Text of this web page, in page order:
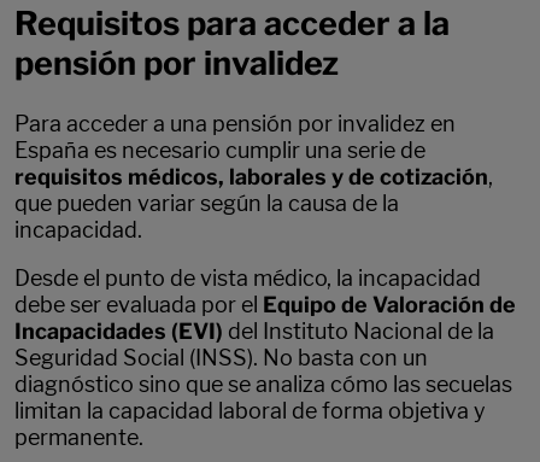
Requisitos para acceder a la
pensión por invalidez
Para acceder a una pensión por invalidez en
España es necesario cumplir una serie de
requisitos médicos, laborales y de cotización,
que pueden variar según la causa de la
incapacidad.
Desde el punto de vista médico, la incapacidad
debe ser evaluada por el Equipo de Valoración de
Incapacidades (EVI) del Instituto Nacional de la
Seguridad Social (INSS). No basta con un
diagnóstico sino que se analiza cómo las secuelas
limitan la capacidad laboral de forma objetiva y
permanente.